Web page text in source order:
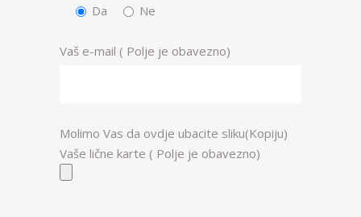
Da
Ne
Vaš e-mail ( Polje je obavezno)
Molimo Vas da ovdje ubacite sliku(Kopiju)
Vaše lične karte ( Polje je obavezno)